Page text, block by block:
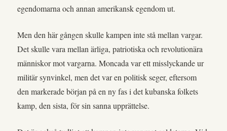
egendomarna och annan amerikansk egendom ut.
Men den här gången skulle kampen inte stå mellan vargar.
Det skulle vara mellan ärliga, patriotiska och revolutionära
människor mot vargarna. Moncada var ett misslyckande ur
militär synvinkel, men det var en politisk seger, eftersom
den markerade början på en ny fas i det kubanska folkets
kamp, den sista, för sin sanna upprättelse.